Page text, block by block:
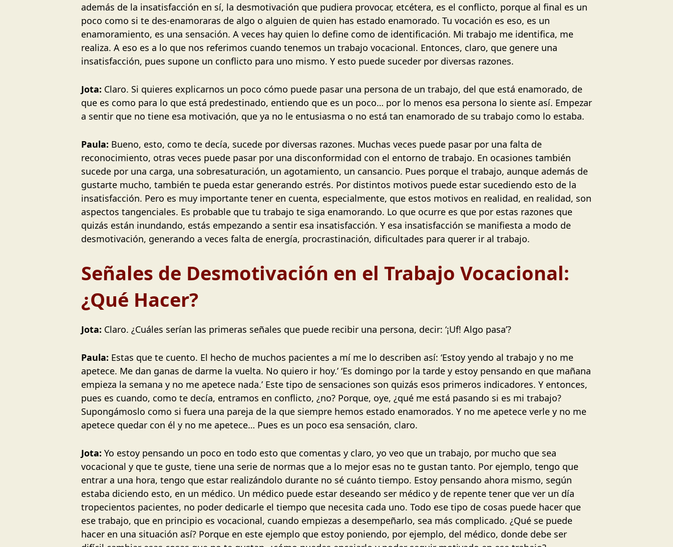
además de la insatisfacción en sí, la desmotivación que pudiera provocar, etcétera, es el conflicto, porque al final es un
poco como si te des-enamoraras de algo o alguien de quien has estado enamorado. Tu vocación es eso, es un
enamoramiento, es una sensación. A veces hay quien lo define como de identificación. Mi trabajo me identifica, me
realiza. A eso es a lo que nos referimos cuando tenemos un trabajo vocacional. Entonces, claro, que genere una
insatisfacción, pues supone un conflicto para uno mismo. Y esto puede suceder por diversas razones.
Jota: Claro. Si quieres explicarnos un poco cómo puede pasar una persona de un trabajo, del que está enamorado, de
que es como para lo que está predestinado, entiendo que es un poco… por lo menos esa persona lo siente así. Empezar
a sentir que no tiene esa motivación, que ya no le entusiasma o no está tan enamorado de su trabajo como lo estaba.
Paula: Bueno, esto, como te decía, sucede por diversas razones. Muchas veces puede pasar por una falta de
reconocimiento, otras veces puede pasar por una disconformidad con el entorno de trabajo. En ocasiones también
sucede por una carga, una sobresaturación, un agotamiento, un cansancio. Pues porque el trabajo, aunque además de
gustarte mucho, también te pueda estar generando estrés. Por distintos motivos puede estar sucediendo esto de la
insatisfacción. Pero es muy importante tener en cuenta, especialmente, que estos motivos en realidad, en realidad, son
aspectos tangenciales. Es probable que tu trabajo te siga enamorando. Lo que ocurre es que por estas razones que
quizás están inundando, estás empezando a sentir esa insatisfacción. Y esa insatisfacción se manifiesta a modo de
desmotivación, generando a veces falta de energía, procrastinación, dificultades para querer ir al trabajo.
Señales de Desmotivación en el Trabajo Vocacional:
¿Qué Hacer?
Jota: Claro. ¿Cuáles serían las primeras señales que puede recibir una persona, decir: ‘¡Uf! Algo pasa’?
Paula: Estas que te cuento. El hecho de muchos pacientes a mí me lo describen así: ‘Estoy yendo al trabajo y no me
apetece. Me dan ganas de darme la vuelta. No quiero ir hoy.’ ‘Es domingo por la tarde y estoy pensando en que mañana
empieza la semana y no me apetece nada.’ Este tipo de sensaciones son quizás esos primeros indicadores. Y entonces,
pues es cuando, como te decía, entramos en conflicto, ¿no? Porque, oye, ¿qué me está pasando si es mi trabajo?
Supongámoslo como si fuera una pareja de la que siempre hemos estado enamorados. Y no me apetece verle y no me
apetece quedar con él y no me apetece… Pues es un poco esa sensación, claro.
Jota: Yo estoy pensando un poco en todo esto que comentas y claro, yo veo que un trabajo, por mucho que sea
vocacional y que te guste, tiene una serie de normas que a lo mejor esas no te gustan tanto. Por ejemplo, tengo que
entrar a una hora, tengo que estar realizándolo durante no sé cuánto tiempo. Estoy pensando ahora mismo, según
estaba diciendo esto, en un médico. Un médico puede estar deseando ser médico y de repente tener que ver un día
tropecientos pacientes, no poder dedicarle el tiempo que necesita cada uno. Todo ese tipo de cosas puede hacer que
ese trabajo, que en principio es vocacional, cuando empiezas a desempeñarlo, sea más complicado. ¿Qué se puede
hacer en una situación así? Porque en este ejemplo que estoy poniendo, por ejemplo, del médico, donde debe ser